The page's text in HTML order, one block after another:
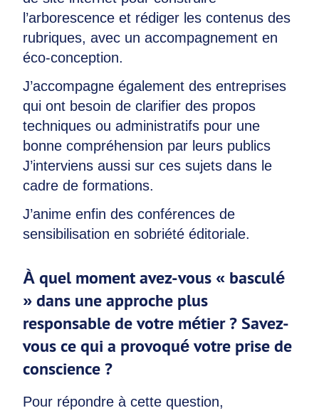
l’arborescence et rédiger les contenus des
rubriques, avec un accompagnement en
éco-conception.
J’accompagne également des entreprises
qui ont besoin de clarifier des propos
techniques ou administratifs pour une
bonne compréhension par leurs publics
J’interviens aussi sur ces sujets dans le
cadre de formations.
J’anime enfin des conférences de
sensibilisation en sobriété éditoriale.
À quel moment avez-vous « basculé
» dans une approche plus
responsable de votre métier ? Savez-
vous ce qui a provoqué votre prise de
conscience ?
Pour répondre à cette question,